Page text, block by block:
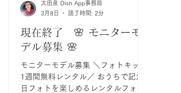
ン １０個 ■​大判のチュール 白布
（背景・敷物用） ■​飾り用の置き花 ​
■​アンティーク調ブック ■​キャンド
ルランタン ■​LEDキャンドル
現在終了 🌸 モニターモ
デル募集 🌸
モニターモデル募集 ＼フォトキット
1週間無料レンタル／ おうちで記念
日フォトを楽しめるレンタルフォト
太田泉 Dish App事務局
3月8日
読了時間: 2分